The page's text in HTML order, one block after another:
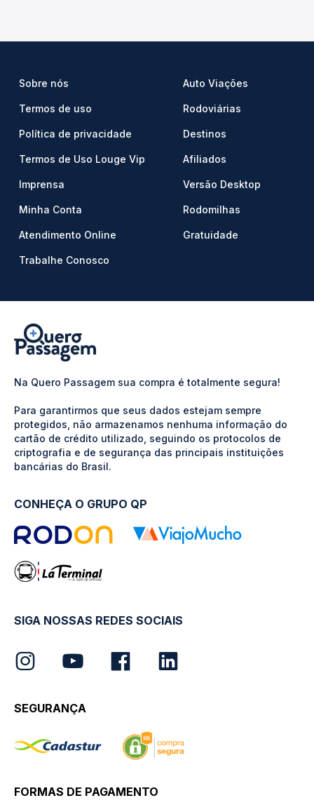
Sobre nós
Termos de uso
Política de privacidade
Termos de Uso Louge Vip
Imprensa
Minha Conta
Atendimento Online
Trabalhe Conosco
Auto Viações
Rodoviárias
Destinos
Afiliados
Versão Desktop
Rodomilhas
Gratuidade
Na Quero Passagem sua compra é totalmente segura!
Para garantirmos que seus dados estejam sempre
protegidos, não armazenamos nenhuma informação do
cartão de crédito utilizado, seguindo os protocolos de
criptografia e de segurança das principais instituições
bancárias do Brasil.
CONHEÇA O GRUPO QP
SIGA NOSSAS REDES SOCIAIS
SEGURANÇA
FORMAS DE PAGAMENTO